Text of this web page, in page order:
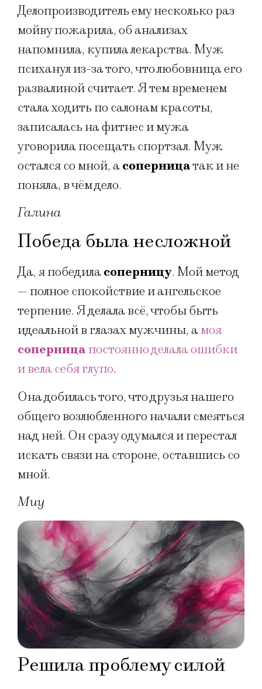
Делопроизводитель ему несколько раз
мойву пожарила, об анализах
напомнила, купила лекарства. Муж
психанул из-за того, что любовница его
развалиной считает. Я тем временем
стала ходить по салонам красоты,
записалась на фитнес и мужа
уговорила посещать спортзал. Муж
остался со мной, а соперницатак и не
поняла, в чём дело.
Галина
Победа была несложной
Да, я победила соперницу. Мой метод
— полное спокойствие и ангельское
терпение. Я делала всё, чтобы быть
идеальной в глазах мужчины, а моя
соперница постоянно делала ошибки
и вела себя глупо.
Она добилась того, что друзья нашего
общего возлюбленного начали смеяться
над ней. Он сразу одумался и перестал
искать связи на стороне, оставшись со
мной.
Миу
Решила проблему силой